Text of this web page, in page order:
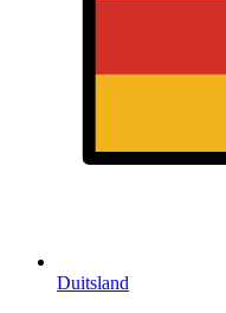
Duitsland